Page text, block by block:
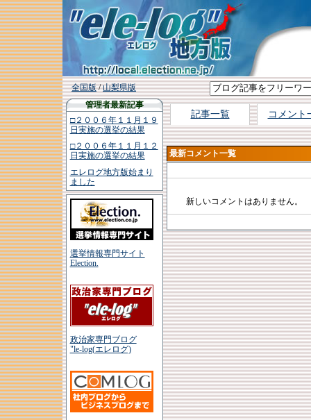
全国版/山梨県版
管理者最新記事
□２００６年１１月１９
日実施の選挙の結果
□２００６年１１月１２
日実施の選挙の結果
エレログ地方版始まり
ました
選挙情報専門サイト
Election.
政治家専門ブログ
"le-log(エレログ)
記事一覧 コメント
最新コメント一覧
新しいコメントはありません。